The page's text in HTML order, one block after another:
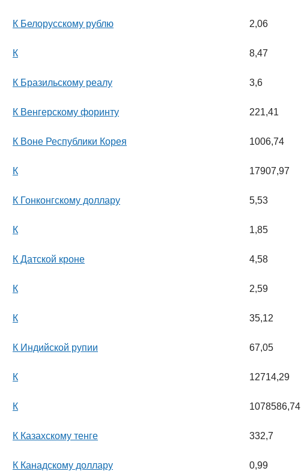
К Белорусскому рублю 2,06
К 8,47
К Бразильскому реалу 3,6
К Венгерскому форинту 221,41
К Воне Республики Корея 1006,74
К 17907,97
К Гонконгскому доллару 5,53
К 1,85
К Датской кроне 4,58
К 2,59
К 35,12
К Индийской рупии 67,05
К 12714,29
К 1078586,74
К Казахскому тенге 332,7
К Канадскому доллару 0,99